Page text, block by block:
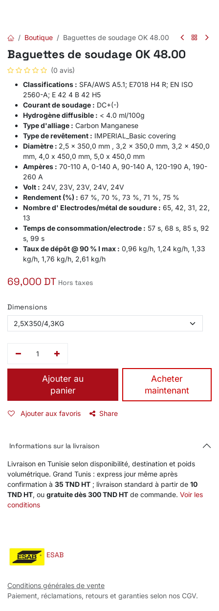
Boutique Baguettes de soudage OK 48.00
Baguettes de soudage OK 48.00
(0 avis)
Classifications : SFA/AWS A5.1; E7018 H4 R; EN ISO
2560-A; E 42 4 B 42 H5
Courant de soudage : DC+(-)
Hydrogène diffusible : < 4.0 ml/100g
Type d'alliage : Carbon Manganese
Type de revêtement : IMPERIAL_Basic covering
Diamètre : 2,5 x 350,0 mm , 3,2 x 350,0 mm, 3,2 x 450,0
mm, 4,0 x 450,0 mm, 5,0 x 450,0 mm
Ampères : 70-110 A, 0-140 A, 90-140 A, 120-190 A, 190-
260 A
Volt : 24V, 23V, 23V, 24V, 24V
Rendement (%) : 67 %, 70 %, 73 %, 71 %, 75 %
Nombre d' Electrodes/métal de soudure : 65, 42, 31, 22,
13
Temps de consommation/electrode : 57 s, 68 s, 85 s, 92
s, 99 s
Taux de dépôt @ 90 % I max : 0,96 kg/h, 1,24 kg/h, 1,33
kg/h, 1,76 kg/h, 2,61 kg/h
69,000 DT Hors taxes
Dimensions
Ajouter au
panier
​Acheter
maintenant
Ajouter aux favoris Share
Informations sur la livraison
Livraison en Tunisie selon disponibilité, destination et poids
volumétrique. Grand Tunis : express jour même après
confirmation à 35 TND HT ; livraison standard à partir de 10
TND HT, ou gratuite dès 300 TND HT de commande. Voir les
conditions
ESAB
Conditions générales de vente
Paiement, réclamations, retours et garanties selon nos CGV.